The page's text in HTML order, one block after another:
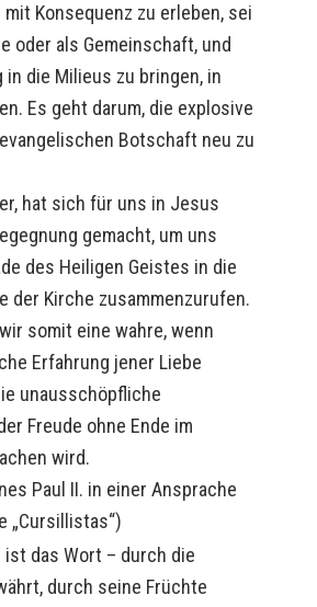
mit Konsequenz zu erleben, sei
oder als Gemeinschaft, und
in die Milieus zu bringen, in
Es geht darum, die explosive
Botschaft neu zu
hat sich für uns in Jesus
gemacht, um uns
des Heiligen Geistes in die
der Kirche zusammenzurufen.
somit eine wahre, wenn
Erfahrung jener Liebe
unausschöpfliche
Freude ohne Ende im
wird.
Paul II. in einer Ansprache
„Cursillistas“)
ist das Wort – durch die
durch seine Früchte